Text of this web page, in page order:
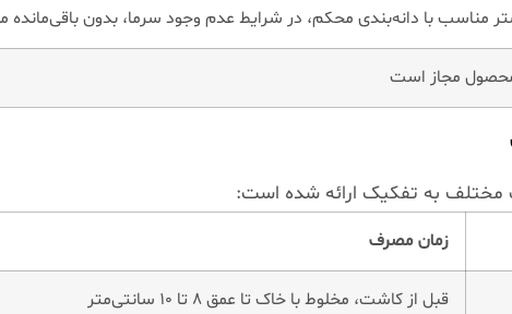
با دانه‌بندی محکم، در شرایط عدم وجود سرما، بدون
محصول مجاز است
مختلف به تفکیک ارائه شده است:
زمان مصرف
قبل از کاشت، مخلوط با خاک تا عمق ۸ تا ۱۰ سانتی‌متر